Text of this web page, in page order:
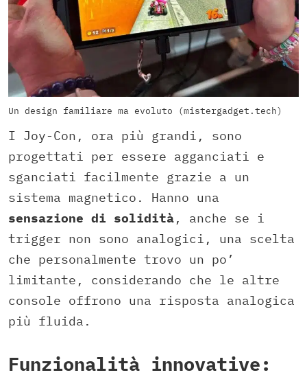
Un design familiare ma evoluto (mistergadget.tech)
I Joy-Con, ora più grandi, sono
progettati per essere agganciati e
sganciati facilmente grazie a un
sistema magnetico. Hanno una
sensazione di solidità, anche se i
trigger non sono analogici, una scelta
che personalmente trovo un po’
limitante, considerando che le altre
console offrono una risposta analogica
più fluida.
Funzionalità innovative: